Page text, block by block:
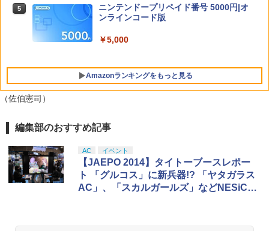
期購入封入特典】DLC)
5
【特典】Starsand Island（スターサン
典】DLCチラシ【白いスポーツカー】)
【中古】ワイヤレスコントローラー (DU
￥3,720
セブン Blu−ray BOX 1 初回限定生
産 ブックレット付 / 京田知己【監督】
￥5,423
5
ニンテンドープリペイド番号 5000円|オ
ンラインコード版
￥5,000
Amazonランキングをもっと見る
1
PlayStation 5 デジタル・エディション
ese only (CFI-2200B01)
￥55,000
プロダクトコード 封入
1
【純正品】Xbox ワイヤレス コントロー
￥8,300
1
劇場版「鬼滅の刃」無限城編 第一章 猗
￥3,982
窩座再来 通常版 [DVD]
（佐伯憲司）
編集部のおすすめ記事
AC イベント
【JAEPO 2014】タイトーブースレポー
ト 「グルコス」に新兵器!? 「ヤタガラス
AC」、「スカルガールズ」などNESiCA